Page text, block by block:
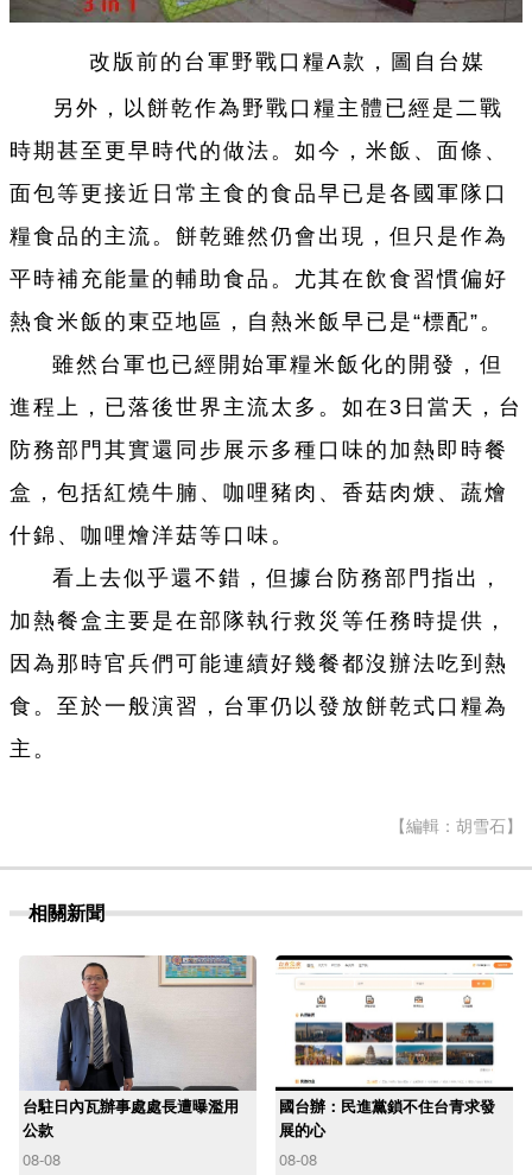
改版前的 台 軍野戰口糧A款，圖自 台 媒
另外，以餅乾作為野戰口糧主體已經是二戰
時期甚至更早時代的做法。如今，米飯、面條、
面包等更接近日常主食的食品早已是各國軍隊口
糧食品的主流。餅乾雖然仍會出現，但只是作為
平時補充能量的輔助食品。尤其在飲食習慣偏好
熱食米飯的東亞地區，自熱米飯早已是“標配”。
雖然 台 軍也已經開始軍糧米飯化的開發，但
進程上，已落後世界主流太多。如在3日當天， 台
防務部門其實還同步展示多種口味的加熱即時餐
盒，包括紅燒牛腩、咖哩豬肉、香菇肉焿、蔬燴
什錦、咖哩燴洋菇等口味。
看上去似乎還不錯，但據 台 防務部門指出，
加熱餐盒主要是在部隊執行救災等任務時提供，
因為那時官兵們可能連續好幾餐都沒辦法吃到熱
食。至於一般演習， 台 軍仍以發放餅乾式口糧為
主。
【編輯：胡雪石】
相關新聞
台駐日內瓦辦事處處長遭曝濫用
公款
08-08
國台辦：民進黨鎖不住台青求發
展的心
08-08